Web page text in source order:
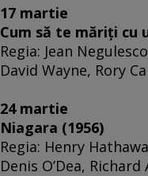
17 martie
Cum să te măriţi cu
Regia: Jean
David Wayne, Rory
24 martie
Niagara (1956)
Regia: Henry
Denis O’Dea,